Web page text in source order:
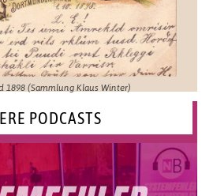
1898 (Sammlung Klaus Winter)
PODCASTS